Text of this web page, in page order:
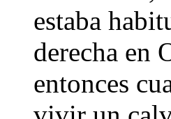
estaba
derecha en
entonces